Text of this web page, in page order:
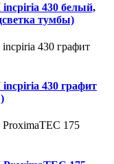
430 белый,
тумбы)
430 графит